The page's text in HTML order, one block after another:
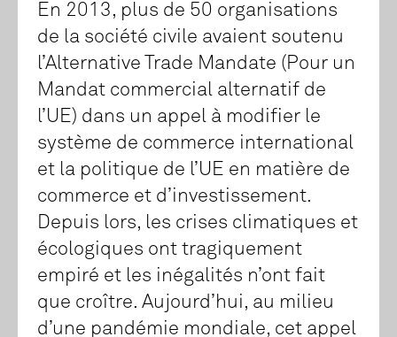
En 2013, plus de 50 organisations
de la société civile avaient soutenu
l’Alternative Trade Mandate (Pour un
Mandat commercial alternatif de
l’UE) dans un appel à modifier le
système de commerce international
et la politique de l’UE en matière de
commerce et d’investissement.
Depuis lors, les crises climatiques et
écologiques ont tragiquement
empiré et les inégalités n’ont fait
que croître. Aujourd’hui, au milieu
d’une pandémie mondiale, cet appel